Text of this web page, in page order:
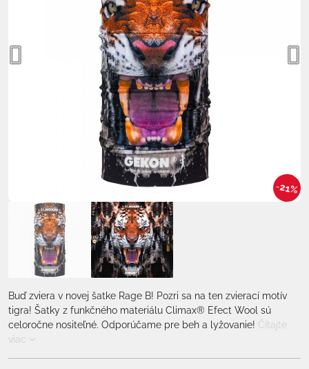
21%
Buď zviera v novej šatke Rage B! Pozri sa na ten zvierací motív
tigra! Šatky z funkčného materiálu Climax® Efect Wool sú
celoročne nositeľné. Odporúčame pre beh a lyžovanie! Čítajte
viac